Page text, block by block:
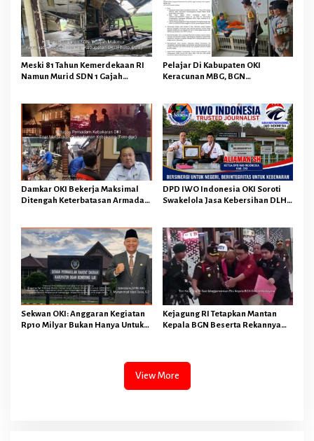
Meski 81 Tahun Kemerdekaan RI
Namun Murid SDN 1 Gajah
Pelajar Di Kabupaten OKI
Keracunan MBG, BGN
Bandar Jaya
Damkar OKI Bekerja Maksimal
Ditengah Keterbatasan Armada
DPD IWO Indonesia OKI Soroti
Swakelola Jasa Kebersihan DLH
Sekwan OKI: Anggaran Kegiatan
Rp10 Milyar Bukan Hanya Untuk
Kejagung RI Tetapkan Mantan
Kepala BGN Beserta Rekannya
View More